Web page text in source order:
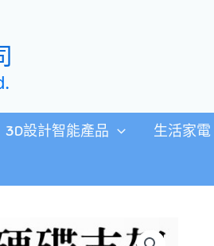
3D設計智能產品 生活家電